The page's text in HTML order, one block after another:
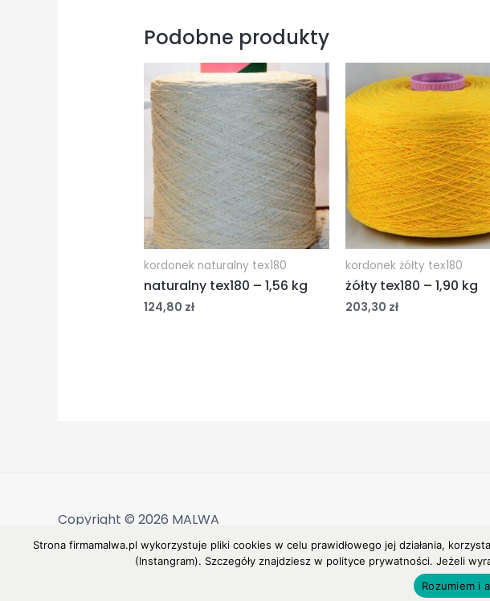
Podobne produkty
kordonek naturalny tex180
naturalny tex180 – 1,56 kg
124,80 zł
kordonek żółty tex180
żółty tex180 – 1,90 kg
203,30 zł
Copyright © 2026 MALWA
Strona firmamalwa.pl wykorzystuje pliki cookies w celu prawidłowego jej działania,
(Instangram). Szczegóły znajdziesz w polityce prywatności. Jeżeli
Rozumiem i